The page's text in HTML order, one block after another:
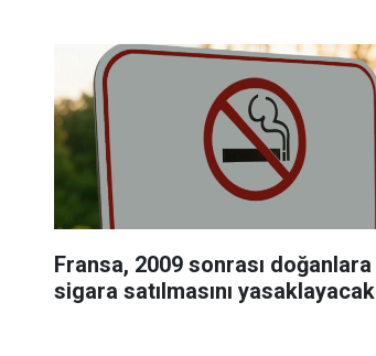
Fransa, 2009 sonrası doğanlara
sigara satılmasını yasaklayacak